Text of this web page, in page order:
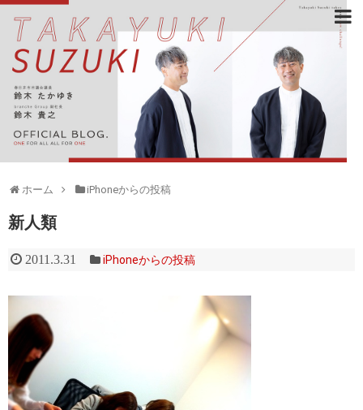
ホーム iPhoneからの投稿
新人類
2011.3.31 iPhoneからの投稿